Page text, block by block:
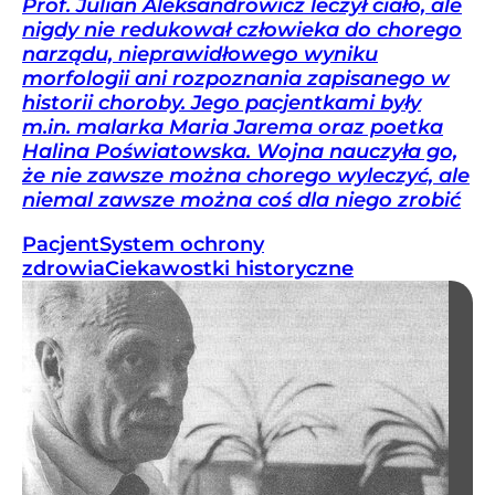
Prof. Julian Aleksandrowicz leczył ciało, ale
nigdy nie redukował człowieka do chorego
narządu, nieprawidłowego wyniku
morfologii ani rozpoznania zapisanego w
historii choroby. Jego pacjentkami były
m.in. malarka Maria Jarema oraz poetka
Halina Poświatowska. Wojna nauczyła go,
że nie zawsze można chorego wyleczyć, ale
niemal zawsze można coś dla niego zrobić
PacjentSystem ochrony
zdrowiaCiekawostki historyczne